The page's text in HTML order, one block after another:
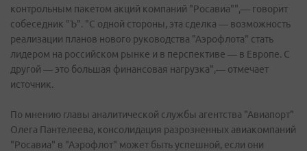
контрольным пакетом акций компаний "Росавиа"",— говорит
собеседник "Ъ". "С одной стороны, эта сделка — возможность
реализации планов нового руководства "Аэрофлота" стать
лидером на российском рынке и в перспективе — в Европе. С
другой — это большая финансовая нагрузка",— отмечает
источник.
По мнению главы аналитической службы агентства "Авиапорт"
Олега Пантелеева, консолидация разрозненных авиакомпаний
"Росавиа" в "Аэрофлот" может быть успешной, если они